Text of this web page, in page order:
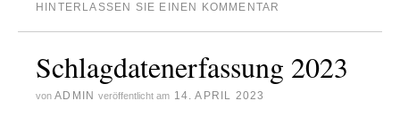
HINTERLASSEN SIE EINEN KOMMENTAR
Schlagdatenerfassung 2023
von ADMIN veröffentlicht am 14. APRIL 2023